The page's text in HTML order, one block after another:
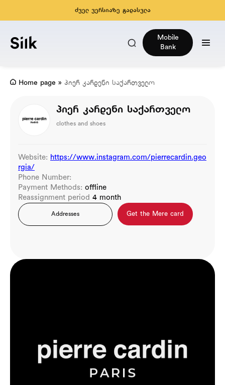
ძველ ვერსიაზე გადასვლა
Mobile
Bank
Home page » პიერ კარდენი საქართველო
პიერ კარდენი საქართველო
clothes and shoes
Website: https://www.instagram.com/pierrecardin.geo
rgia/
Phone Number:
Payment Methods: offline
Reassignment period 4 month
Addresses Get the Mere card